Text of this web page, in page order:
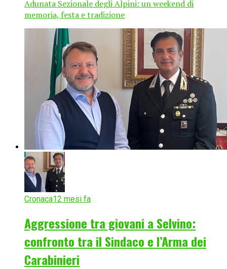
Adunata Sezionale degli Alpini: un weekend di
memoria, festa e tradizione
Cronaca12 mesi fa
Aggressione tra giovani a Selvino:
confronto tra il Sindaco e l’Arma dei
Carabinieri